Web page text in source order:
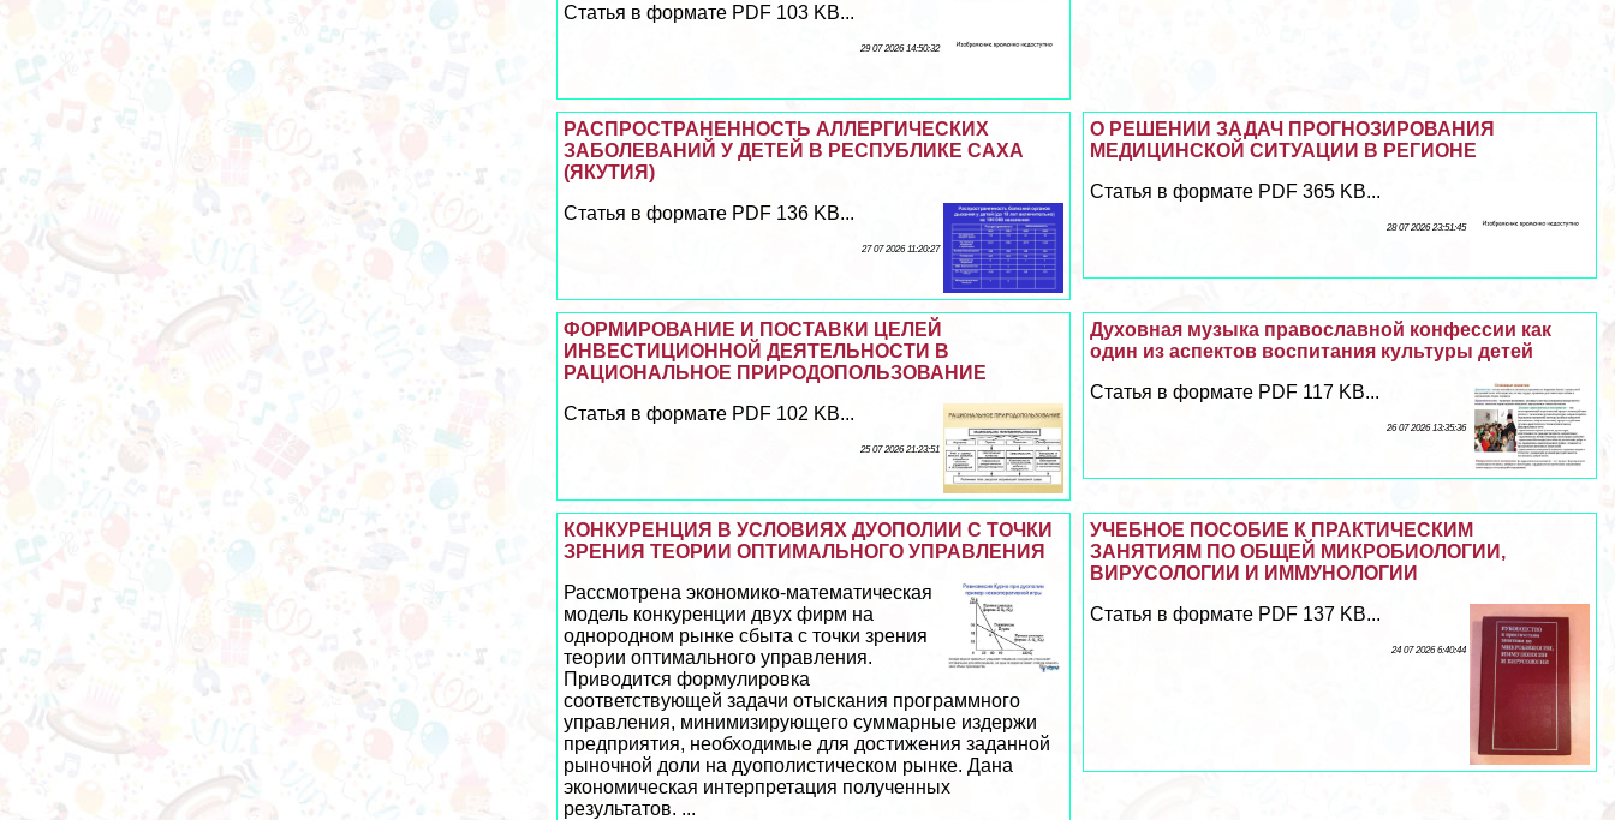
Статья в формате PDF 103 KB...
29 07 2026 14:50:32
О РЕШЕНИИ ЗАДАЧ ПРОГНОЗИРОВАНИЯ
МЕДИЦИНСКОЙ СИТУАЦИИ В РЕГИОНЕ
Статья в формате PDF 365 KB...
28 07 2026 23:51:45
РАСПРОСТРАНЕННОСТЬ АЛЛЕРГИЧЕСКИХ
ЗАБОЛЕВАНИЙ У ДЕТЕЙ В РЕСПУБЛИКЕ САХА
(ЯКУТИЯ)
Статья в формате PDF 136 KB...
27 07 2026 11:20:27
Духовная музыка православной конфессии как
один из аспектов воспитания культуры детей
Статья в формате PDF 117 KB...
26 07 2026 13:35:36
ФОРМИРОВАНИЕ И ПОСТАВКИ ЦЕЛЕЙ
ИНВЕСТИЦИОННОЙ ДЕЯТЕЛЬНОСТИ В
РАЦИОНАЛЬНОЕ ПРИРОДОПОЛЬЗОВАНИЕ
Статья в формате PDF 102 KB...
25 07 2026 21:23:51
УЧЕБНОЕ ПОСОБИЕ К ПРАКТИЧЕСКИМ
ЗАНЯТИЯМ ПО ОБЩЕЙ МИКРОБИОЛОГИИ,
ВИРУСОЛОГИИ И ИММУНОЛОГИИ
Статья в формате PDF 137 KB...
24 07 2026 6:40:44
КОНКУРЕНЦИЯ В УСЛОВИЯХ ДУОПОЛИИ С ТОЧКИ
ЗРЕНИЯ ТЕОРИИ ОПТИМАЛЬНОГО УПРАВЛЕНИЯ
Рассмотрена экономико-математическая
модель конкуренции двух фирм на
однородном рынке сбыта с точки зрения
теории оптимального управления.
Приводится формулировка
соответствующей задачи отыскания программного
управления, минимизирующего суммарные издержи
предприятия, необходимые для достижения заданной
рыночной доли на дуополистическом рынке. Дана
экономическая интерпретация полученных
результатов. ...